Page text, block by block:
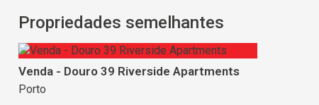
Propriedades semelhantes
Venda - Douro 39 Riverside Apartments
Porto